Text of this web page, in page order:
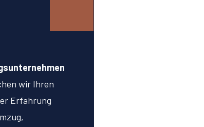
wir Ihren
Erfahrung